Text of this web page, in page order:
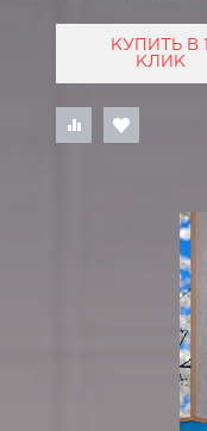
КУПИТЬ В 1
КЛИК